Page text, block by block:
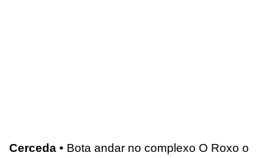
Cerceda • Bota andar no complexo O Roxo o